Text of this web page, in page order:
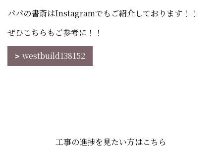
パパの書斎はInstagramでもご紹介しております！！
ぜひこちらもご参考に！！
westbuild138152
工事の進捗を見たい方はこちら